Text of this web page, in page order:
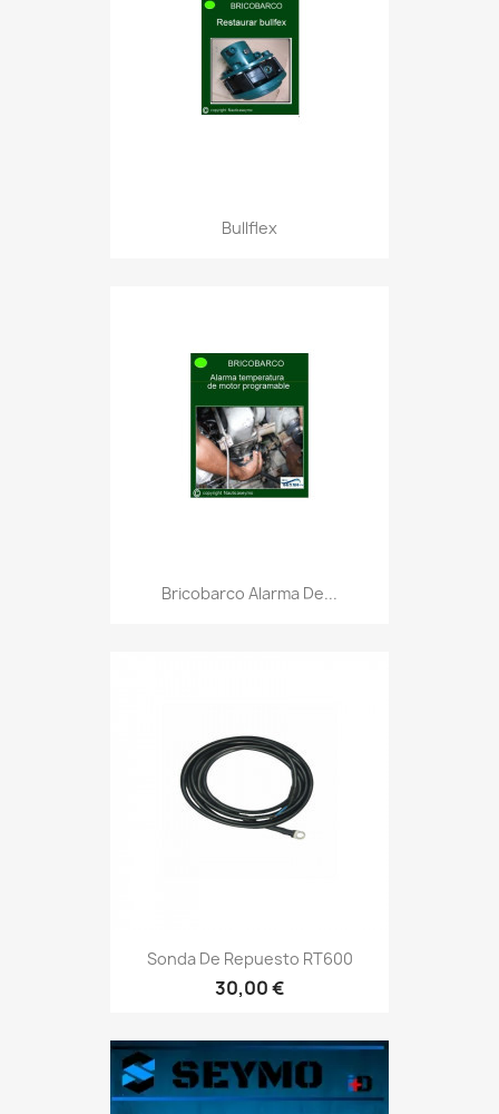
Bullflex
Bricobarco Alarma De...
Sonda De Repuesto RT600
30,00 €